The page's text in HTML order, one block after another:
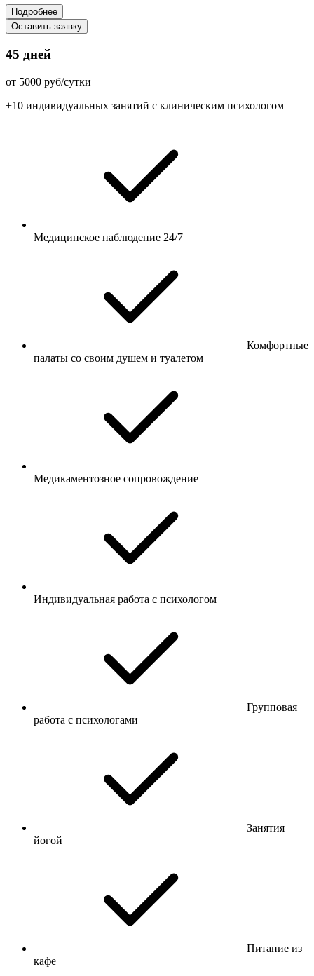
Подробнее
Оставить заявку
45 дней
от 5000 руб/сутки
+10 индивидуальных занятий с клиническим психологом
Медицинское наблюдение 24/7
Комфортные
палаты со своим душем и туалетом
Медикаментозное сопровождение
Индивидуальная работа с психологом
Групповая
работа с психологами
Занятия
йогой
Питание из
кафе